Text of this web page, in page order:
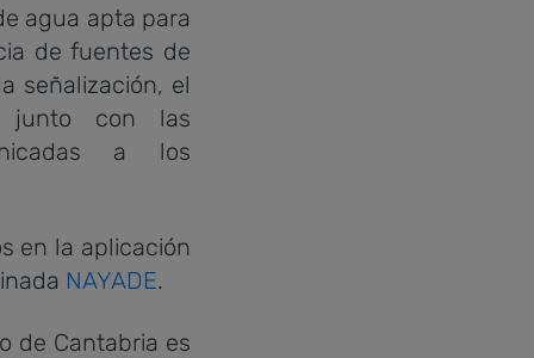
agua apta para
de fuentes de
señalización, el
junto con las
a los
en la aplicación
NAYADE.
de Cantabria es